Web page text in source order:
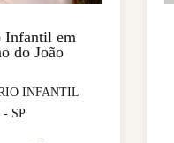
Infantil em
do João
INFANTIL
- SP